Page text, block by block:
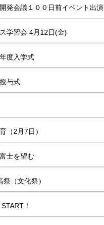
発会議１００日前イベント出演
学習会 4月12日(金)
度入学式
与式
（2月7日）
士を望む
（文化祭）
！